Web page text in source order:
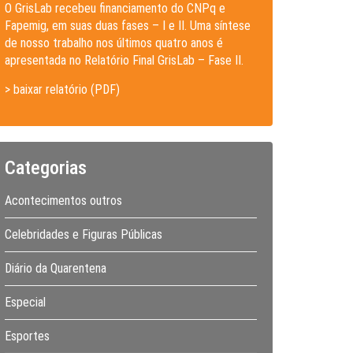
O GrisLab recebeu financiamento do CNPq e
Fapemig, em suas duas fases – I e II. Uma síntese
de nosso trabalho nos últimos quatro anos é
apresentada no Relatório Final GrisLab – Fase II.
> baixar relatório (PDF)
Categorias
Acontecimentos outros
Celebridades e Figuras Públicas
Diário da Quarentena
Especial
Esportes